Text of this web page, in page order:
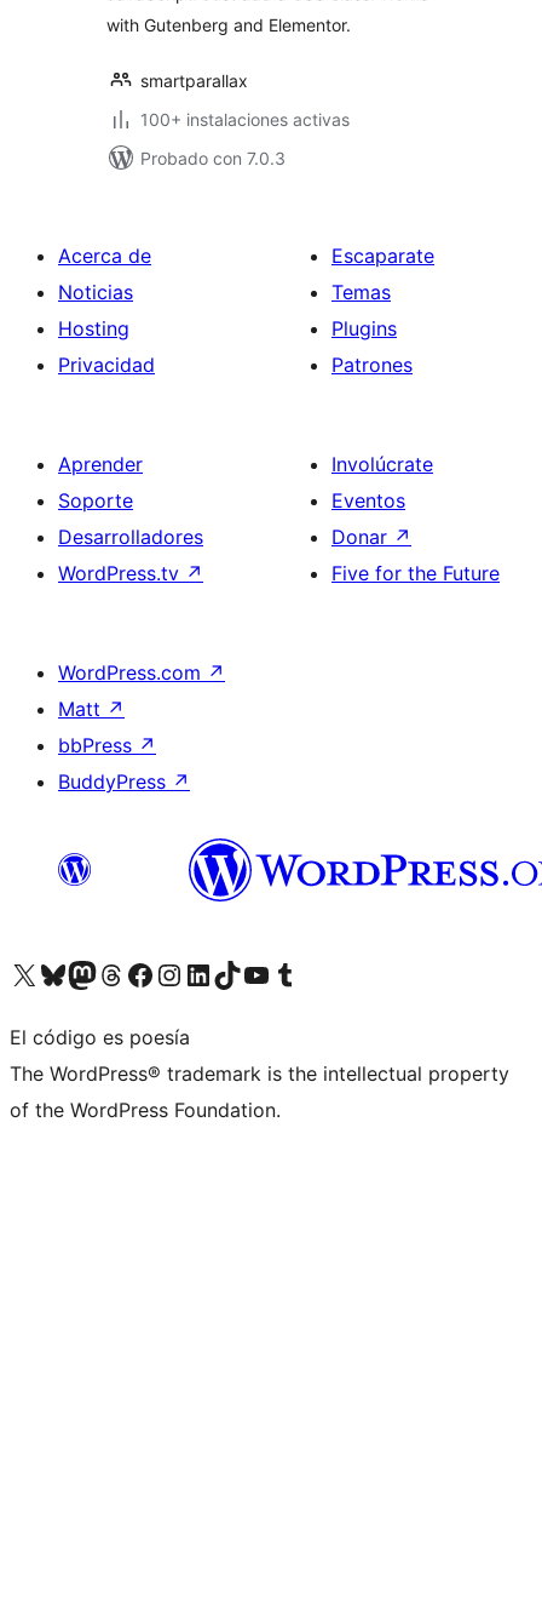
with Gutenberg and Elementor.
smartparallax
100+ instalaciones activas
Probado con 7.0.3
Acerca de
Noticias
Hosting
Privacidad
Escaparate
Temas
Plugins
Patrones
Aprender
Soporte
Desarrolladores
WordPress.tv ↗
Involúcrate
Eventos
Donar ↗
Five for the Future
WordPress.com ↗
Matt ↗
bbPress ↗
BuddyPress ↗
Visita nuestra cuenta de X (anteriormente Twitter)
Visita nuestra cuenta de Bluesky
Visita nuestra cuenta de Mastodon
Visita nuestra cuenta de Threads
Visita nuestra página de Facebook
Visita nuestra cuenta de Instagram
Visita nuestra cuenta de LinkedIn
Visita nuestra cuenta de TikTok
Visita nuestro canal de YouTube
Visita nuestra cuenta de Tumblr
El código es poesía
The WordPress® trademark is the intellectual property
of the WordPress Foundation.